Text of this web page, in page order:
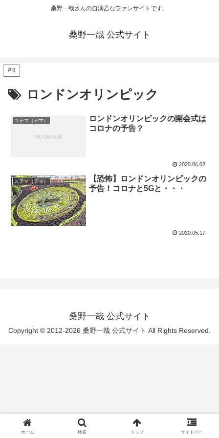
桑野一哉さんの自演乙なファンサイトです。
桑野一哉 公式サイト
PR
ロンドンオリンピック
ステマ（デマ）
ロンドンオリンピックの開会式は
コロナの予告？
2020.06.02
ステマ（デマ）
【恐怖】ロンドンオリンピックの
予告！コロナと5Gと・・・
2020.05.17
桑野一哉 公式サイト
Copyright © 2012-2026 桑野一哉 公式サイト All Rights Reserved.
ホーム 検索 トップ サイドバー